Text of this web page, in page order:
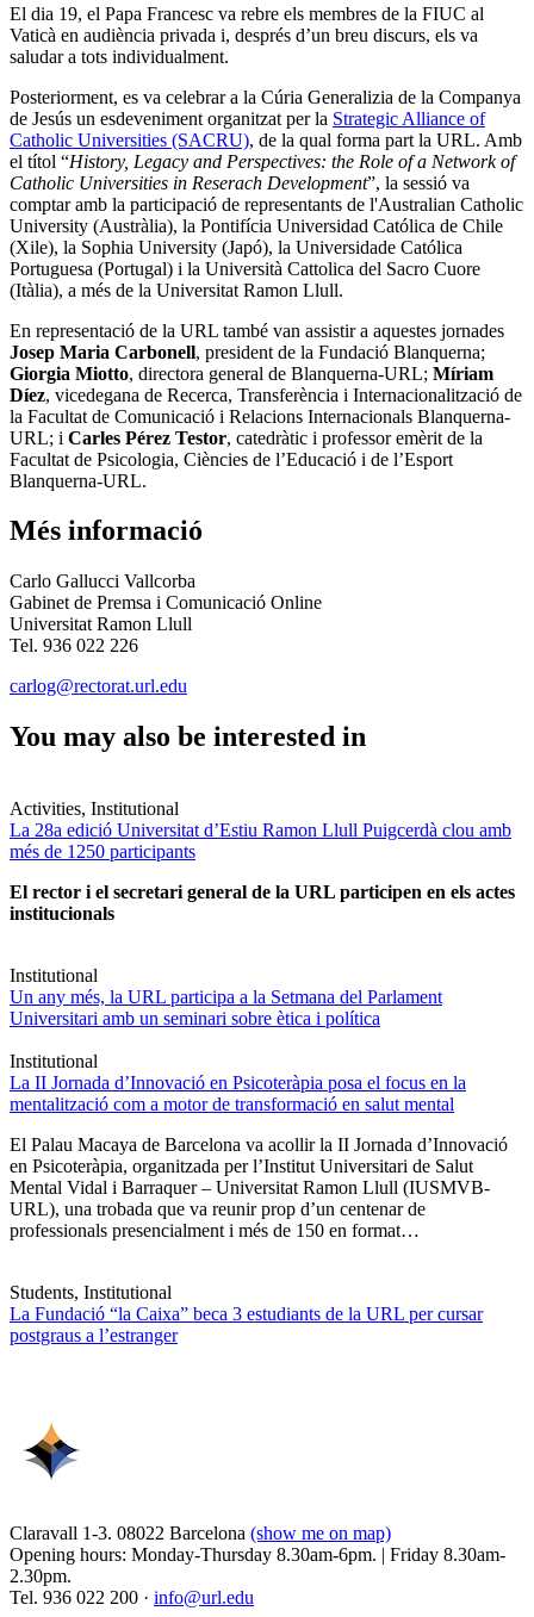
El dia 19, el Papa Francesc va rebre els membres de la FIUC al
Vaticà en audiència privada i, després d’un breu discurs, els va
saludar a tots individualment.
Posteriorment, es va celebrar a la Cúria Generalizia de la Companya
de Jesús un esdeveniment organitzat per la Strategic Alliance of
Catholic Universities (SACRU), de la qual forma part la URL. Amb
el títol “History, Legacy and Perspectives: the Role of a Network of
Catholic Universities in Reserach Development”, la sessió va
comptar amb la participació de representants de l'Australian Catholic
University (Austràlia), la Pontifícia Universidad Católica de Chile
(Xile), la Sophia University (Japó), la Universidade Católica
Portuguesa (Portugal) i la Università Cattolica del Sacro Cuore
(Itàlia), a més de la Universitat Ramon Llull.
En representació de la URL també van assistir a aquestes jornades
Josep Maria Carbonell, president de la Fundació Blanquerna;
Giorgia Miotto, directora general de Blanquerna-URL; Míriam
Díez, vicedegana de Recerca, Transferència i Internacionalització de
la Facultat de Comunicació i Relacions Internacionals Blanquerna-
URL; i Carles Pérez Testor, catedràtic i professor emèrit de la
Facultat de Psicologia, Ciències de l’Educació i de l’Esport
Blanquerna-URL.
Més informació
Carlo Gallucci Vallcorba
Gabinet de Premsa i Comunicació Online
Universitat Ramon Llull
Tel. 936 022 226
carlog@rectorat.url.edu
You may also be interested in
Activities, Institutional
La 28a edició Universitat d’Estiu Ramon Llull Puigcerdà clou amb
més de 1250 participants
El rector i el secretari general de la URL participen en els actes
institucionals
Institutional
Un any més, la URL participa a la Setmana del Parlament
Universitari amb un seminari sobre ètica i política
Institutional
La II Jornada d’Innovació en Psicoteràpia posa el focus en la
mentalització com a motor de transformació en salut mental
El Palau Macaya de Barcelona va acollir la II Jornada d’Innovació
en Psicoteràpia, organitzada per l’Institut Universitari de Salut
Mental Vidal i Barraquer – Universitat Ramon Llull (IUSMVB-
URL), una trobada que va reunir prop d’un centenar de
professionals presencialment i més de 150 en format…
Students, Institutional
La Fundació “la Caixa” beca 3 estudiants de la URL per cursar
postgraus a l’estranger
Claravall 1-3. 08022 Barcelona (show me on map)
Opening hours: Monday-Thursday 8.30am-6pm. | Friday 8.30am-
2.30pm.
Tel. 936 022 200 · info@url.edu